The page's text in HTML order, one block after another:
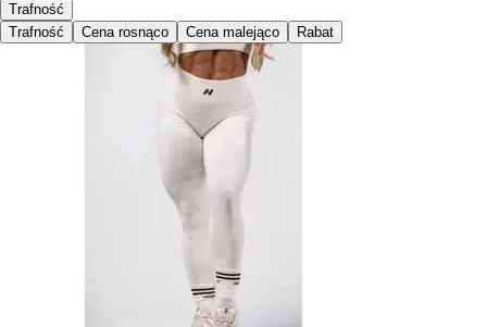
Trafność
Trafność
Cena rosnąco Cena malejąco Rabat